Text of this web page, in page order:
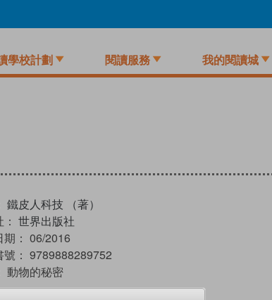
學校計劃 閱讀服務 我的閱讀城
鐵皮人科技 （著）
世界出版社
： 06/2016
： 9789888289752
動物的秘密